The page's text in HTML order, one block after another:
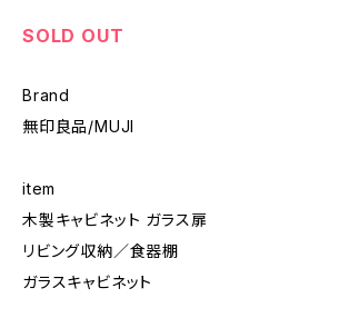
SOLD OUT
Brand
無印良品/MUJI
item
木製キャビネット ガラス扉
リビング収納／食器棚
ガラスキャビネット